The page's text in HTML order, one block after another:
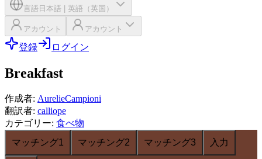
言語 日本語 英語（英国）
アカウント アカウント
登録 ログイン
Breakfast
作成者: AurelieCampioni
翻訳者: calliope
カテゴリー: 食べ物
マッチング1
マッチング2 マッチング3 入力